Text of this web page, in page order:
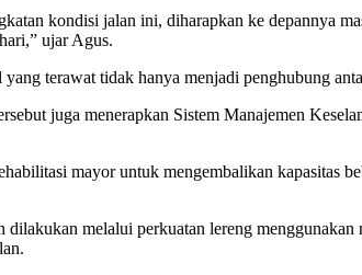
kondisi jalan ini, diharapkan ke depannya
ujar Agus.
terawat tidak hanya menjadi penghubung
juga menerapkan Sistem Manajemen
mayor untuk mengembalikan kapasitas
melalui perkuatan lereng